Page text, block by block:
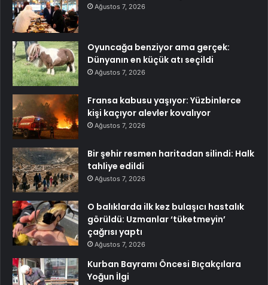
Ağustos 7, 2026
Oyuncağa benziyor ama gerçek:
Dünyanın en küçük atı seçildi
Ağustos 7, 2026
Fransa kabusu yaşıyor: Yüzbinlerce
kişi kaçıyor alevler kovalıyor
Ağustos 7, 2026
Bir şehir resmen haritadan silindi: Halk
tahliye edildi
Ağustos 7, 2026
O balıklarda ilk kez bulaşıcı hastalık
görüldü: Uzmanlar ‘tüketmeyin’
çağrısı yaptı
Ağustos 7, 2026
Kurban Bayramı Öncesi Bıçakçılara
Yoğun İlgi